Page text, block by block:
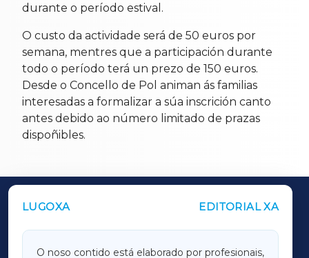
durante o período estival.
O custo da actividade será de 50 euros por
semana, mentres que a participación durante
todo o período terá un prezo de 150 euros.
Desde o Concello de Pol animan ás familias
interesadas a formalizar a súa inscrición canto
antes debido ao número limitado de prazas
dispoñibles.
LUGOXA EDITORIAL XA
O noso contido está elaborado por profesionais,
OUTROS PERIÓDICOS